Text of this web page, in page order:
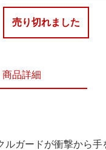
売り切れました
商品詳細
ガードが衝撃から手